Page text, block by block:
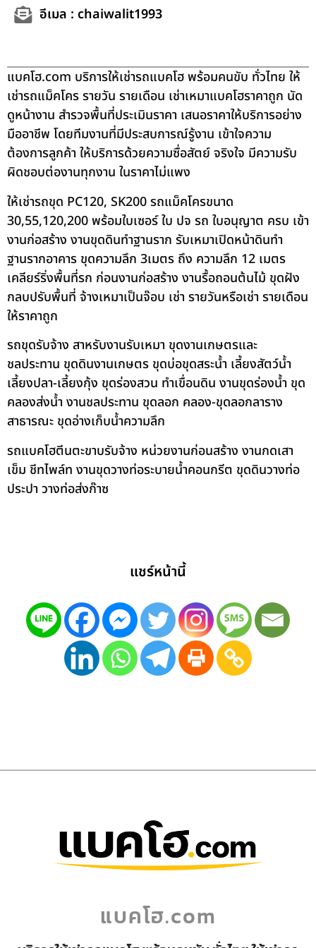
อีเมล : chaiwalit1993
แบคโฮ.com บริการให้เช่ารถแบคโฮ พร้อมคนขับ ทั่วไทย ให้
เช่ารถแม็คโคร รายวัน รายเดือน เช่าเหมาแบคโฮราคาถูก นัด
ดูหน้างาน สำรวจพื้นที่ประเมินราคา เสนอราคาให้บริการอย่าง
มืออาชีพ โดยทีมงานที่มีประสบการณ์รู้งาน เข้าใจความ
ต้องการลูกค้า ให้บริการด้วยความซื่อสัตย์ จริงใจ มีความรับ
ผิดชอบต่องานทุกงาน ในราคาไม่แพง
ให้เช่ารถขุด PC120, SK200 รถแม็คโครขนาด
30,55,120,200 พร้อมใบเซอร์ ใบ ปจ รถ ใบอนุญาต ครบ เข้า
งานก่อสร้าง งานขุดดินทำฐานราก รับเหมาเปิดหน้าดินทำ
ฐานรากอาคาร ขุดความลึก 3เมตร ถึง ความลึก 12 เมตร
เคลียร์ริ่งพื้นที่รก ก่อนงานก่อสร้าง งานรื้อถอนต้นไม้ ขุดฝัง
กลบปรับพื้นที่ จ้างเหมาเป็นจ๊อบ เช่า รายวันหรือเช่า รายเดือน
ให้ราคาถูก
รถขุดรับจ้าง สาหรับงานรับเหมา ขุดงานเกษตรและ
ชลประทาน ขุดดินงานเกษตร ขุดบ่อขุดสระน้ำ เลี้ยงสัตว์น้ำ
เลี้ยงปลา-เลี้ยงกุ้ง ขุดร่องสวน ทำเขื่อนดิน งานขุดร่องน้ำ ขุด
คลองส่งน้ำ งานชลประทาน ขุดลอก คลอง-ขุดลอกลาราง
สาธารณะ ขุดอ่างเก็บน้ำความลึก
รถแบคโฮตีนตะขาบรับจ้าง หน่วยงานก่อนสร้าง งานกดเสา
เข็ม ชีทไพล์ท งานขุดวางท่อระบายน้ำคอนกรีต ขุดดินวางท่อ
ประปา วางท่อส่งก๊าซ
แชร์หน้านี้
แบคโฮ.com